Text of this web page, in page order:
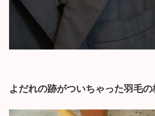
よだれの跡がついちゃった羽毛の